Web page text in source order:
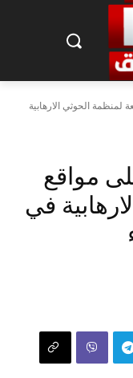
لمنظمة الحوثي الارهابية
مواقع
في